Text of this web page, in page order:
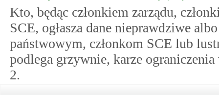
Kto, będąc członkiem zarządu,
SCE, ogłasza dane nieprawdziwe
państwowym, członkom SCE lub
podlega grzywnie, karze
2.